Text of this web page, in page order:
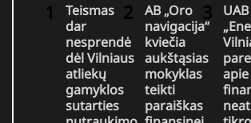
Teismas
dar
nesprendė
dėl Vilniaus
atliekų
gamyklos
sutarties
AB „Oro
navigacija“
kviečia
aukštąsias
mokyklas
teikti
paraiškas
UAB